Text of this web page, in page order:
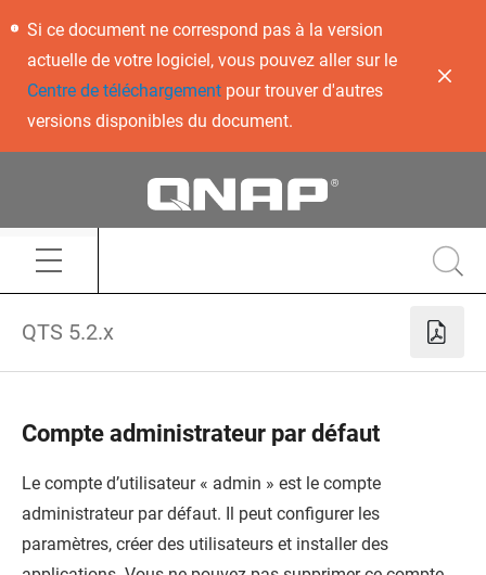
Si ce document ne correspond pas à la version
actuelle de votre logiciel, vous pouvez aller sur le
Centre de téléchargementpour trouver d'autres
versions disponibles du document.
QTS 5.2.x
Compte administrateur par défaut
Le compte d’utilisateur « admin » est le compte
administrateur par défaut. Il peut configurer les
paramètres, créer des utilisateurs et installer des